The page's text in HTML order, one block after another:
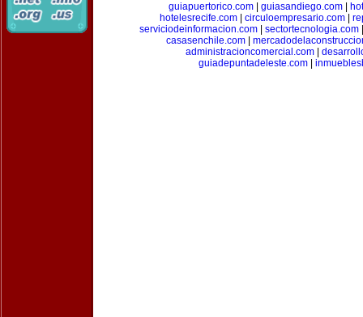
guiapuertorico.com| guiasandiego.com|
hotelesrecife.com| circuloempresario.com|
serviciodeinformacion.com
sectortecnologia.com
casasenchile.com|
administracioncomercial.com|
guiadepuntadeleste.com